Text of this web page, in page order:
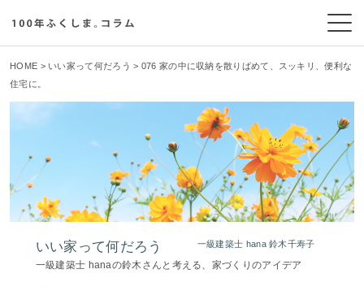
HOME > いい家って何だろう > 076 家の中に収納を散りばめて、スッキリ、便利な
住宅に。
いい家って何だろう 一級建築士 hana 鈴木千寿子
一級建築士 hanaの鈴木さんと考える、家づくりのアイデア